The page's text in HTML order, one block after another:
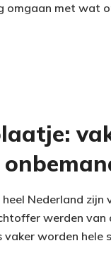
omgaan met wat
Nederland
werden
worden hele